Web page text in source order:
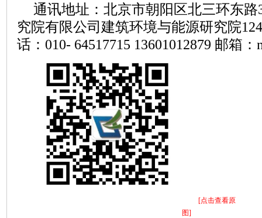
通讯地址：北京市朝阳区北三环东路
究院有限公司建筑环境与能源研究院
话：010- 64517715 13601012879 邮箱：
[点击查看原
图]